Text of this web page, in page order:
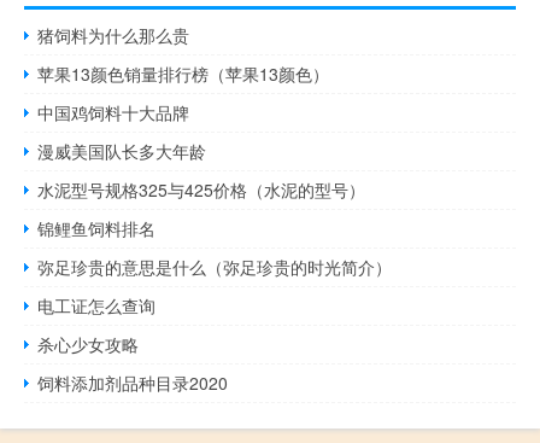
猪饲料为什么那么贵
苹果13颜色销量排行榜（苹果13颜色）
中国鸡饲料十大品牌
漫威美国队长多大年龄
水泥型号规格325与425价格（水泥的型号）
锦鲤鱼饲料排名
弥足珍贵的意思是什么（弥足珍贵的时光简介）
电工证怎么查询
杀心少女攻略
饲料添加剂品种目录2020